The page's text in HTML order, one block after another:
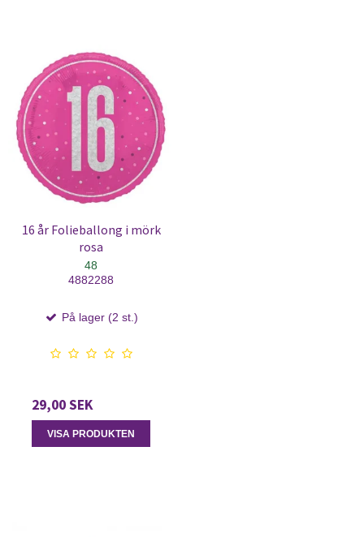
16 år Folieballong i mörk
rosa
48
4882288
På lager (2 st.)
29,00 SEK
VISA PRODUKTEN